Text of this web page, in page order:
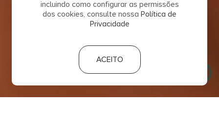
incluindo como configurar as permissões
dos cookies, consulte nossa Política de
Privacidade
ACEITO